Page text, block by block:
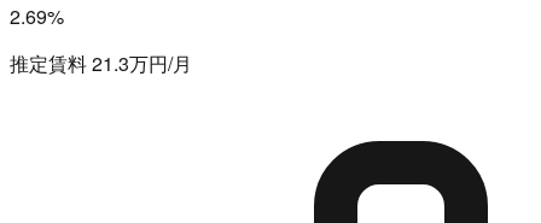
2.69%
推定賃料 21.3万円/月